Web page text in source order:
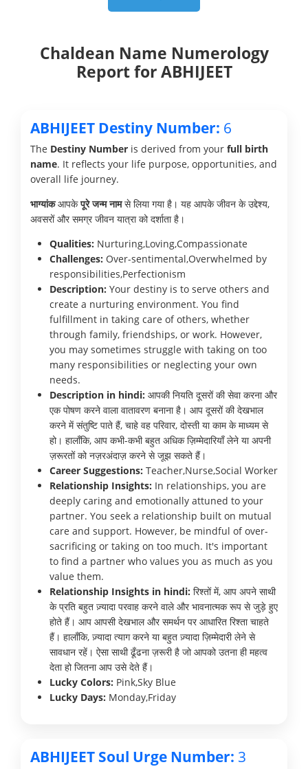
Chaldean Name Numerology
Report for ABHIJEET
ABHIJEET Destiny Number: 6
The Destiny Number is derived from your full birth
name. It reflects your life purpose, opportunities, and
overall life journey.
भाग्यांकआपकेपूरे जन्म नामसे लिया गया है। यह आपके जीवन के उद्देश्य,
अवसरों और समग्र जीवन यात्रा को दर्शाता है।
Qualities: Nurturing,Loving,Compassionate
Challenges: Over-sentimental,Overwhelmed by
responsibilities,Perfectionism
Description: Your destiny is to serve others and
create a nurturing environment. You find
fulfillment in taking care of others, whether
through family, friendships, or work. However,
you may sometimes struggle with taking on too
many responsibilities or neglecting your own
needs.
Description in hindi: आपकी नियति दूसरों की सेवा करना और
एक पोषण करने वाला वातावरण बनाना है। आप दूसरों की देखभाल
करने में संतुष्टि पाते हैं, चाहे वह परिवार, दोस्ती या काम के माध्यम से
हो। हालाँकि, आप कभी-कभी बहुत अधिक ज़िम्मेदारियाँ लेने या अपनी
ज़रूरतों को नज़रअंदाज़ करने से जूझ सकते हैं।
Career Suggestions: Teacher,Nurse,Social Worker
Relationship Insights: In relationships, you are
deeply caring and emotionally attuned to your
partner. You seek a relationship built on mutual
care and support. However, be mindful of over-
sacrificing or taking on too much. It's important
to find a partner who values you as much as you
value them.
Relationship Insights in hindi: रिश्तों में, आप अपने साथी
के प्रति बहुत ज़्यादा परवाह करने वाले और भावनात्मक रूप से जुड़े हुए
होते हैं। आप आपसी देखभाल और समर्थन पर आधारित रिश्ता चाहते
हैं। हालाँकि, ज़्यादा त्याग करने या बहुत ज़्यादा ज़िम्मेदारी लेने से
सावधान रहें। ऐसा साथी ढूँढना ज़रूरी है जो आपको उतना ही महत्व
देता हो जितना आप उसे देते हैं।
Lucky Colors: Pink,Sky Blue
Lucky Days: Monday,Friday
ABHIJEET Soul Urge Number: 3